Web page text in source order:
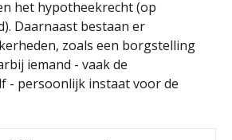
het hypotheekrecht (op
Daarnaast bestaan er
zoals een borgstelling
iemand - vaak de
- persoonlijk instaat voor de